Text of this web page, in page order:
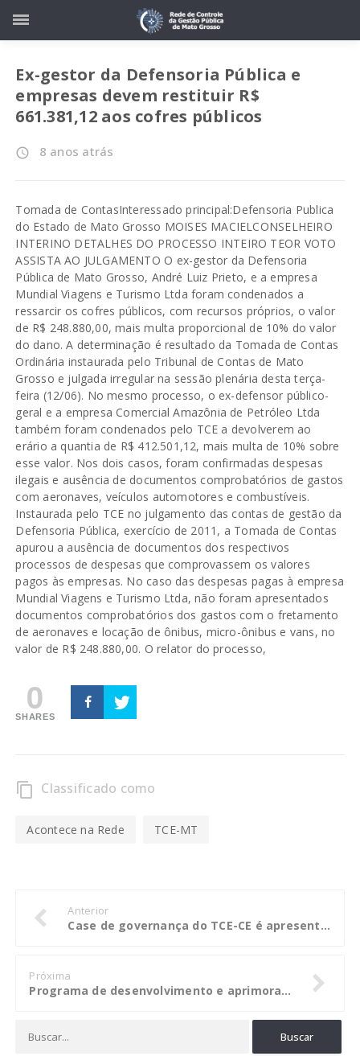
Ex-gestor da Defensoria Pública e
empresas devem restituir R$
661.381,12 aos cofres públicos
access_time 8 anos atrás
Tomada de ContasInteressado principal:Defensoria Publica
do Estado de Mato Grosso MOISES MACIELCONSELHEIRO
INTERINO DETALHES DO PROCESSO INTEIRO TEOR VOTO
ASSISTA AO JULGAMENTO O ex-gestor da Defensoria
Pública de Mato Grosso, André Luiz Prieto, e a empresa
Mundial Viagens e Turismo Ltda foram condenados a
ressarcir os cofres públicos, com recursos próprios, o valor
de R$ 248.880,00, mais multa proporcional de 10% do valor
do dano. A determinação é resultado da Tomada de Contas
Ordinária instaurada pelo Tribunal de Contas de Mato
Grosso e julgada irregular na sessão plenária desta terça-
feira (12/06). No mesmo processo, o ex-defensor público-
geral e a empresa Comercial Amazônia de Petróleo Ltda
também foram condenados pelo TCE a devolverem ao
erário a quantia de R$ 412.501,12, mais multa de 10% sobre
esse valor. Nos dois casos, foram confirmadas despesas
ilegais e ausência de documentos comprobatórios de gastos
com aeronaves, veículos automotores e combustíveis.
Instaurada pelo TCE no julgamento das contas de gestão da
Defensoria Pública, exercício de 2011, a Tomada de Contas
apurou a ausência de documentos dos respectivos
processos de despesas que comprovassem os valores
pagos às empresas. No caso das despesas pagas à empresa
Mundial Viagens e Turismo Ltda, não foram apresentados
documentos comprobatórios dos gastos com o fretamento
de aeronaves e locação de ônibus, micro-ônibus e vans, no
valor de R$ 248.880,00. O relator do processo,
0
SHARES
content_copy Classificado como
Acontece na Rede TCE-MT
Anterior
Case de governança do TCE-CE é apresentado a Gestores Públicos
Próxima
Programa de desenvolvimento e aprimoramento da fiscalização é pauta da 5ª reunião do Prodesu, em Brasília